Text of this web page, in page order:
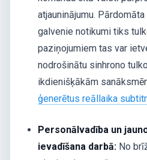
atjauninājumu.
galvenie notikumi tiks
paziņojumiem tas var
nodrošinātu sinhrono
ikdienišķākām
ģenerētus reāllaika
Personālvadība un
ievadīšana darbā: No